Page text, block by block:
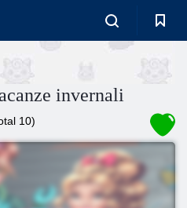
invernali
10)